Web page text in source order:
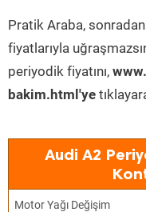
Pratik Araba,
fiyatlarıyla
periyodik fiyatını,
bakim.html'ye
Audi A2
Motor Yağı Değişim